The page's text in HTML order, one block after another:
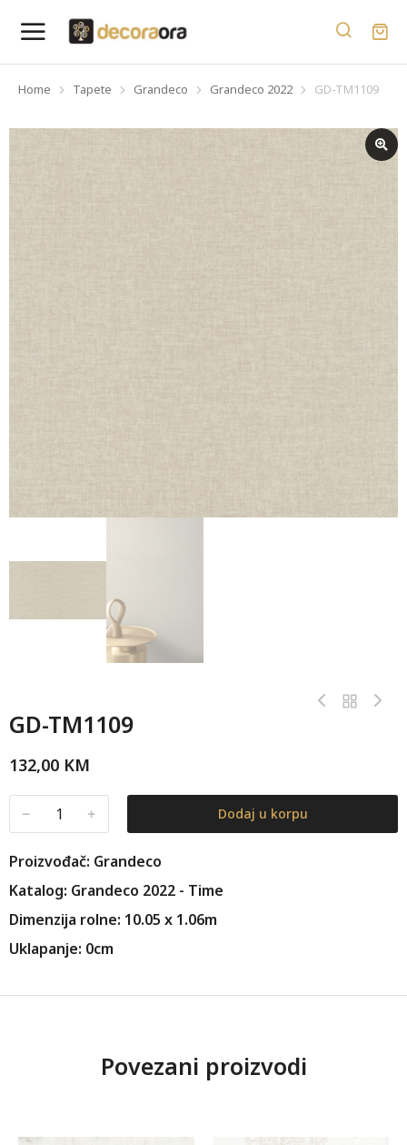
You are here:
Home Tapete Grandeco Grandeco 2022 GD-TM1109
GD-TM1109
132,00 KM
﹣ ﹢ Dodaj u korpu
Proizvođač: Grandeco
Katalog: Grandeco 2022 - Time
Dimenzija rolne: 10.05 x 1.06m
Uklapanje: 0cm
Povezani proizvodi